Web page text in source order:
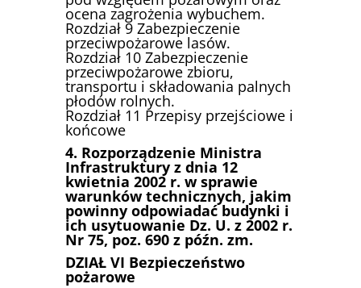
ocena zagrożenia wybuchem.
Rozdział 9 Zabezpieczenie
przeciwpożarowe lasów.
Rozdział 10 Zabezpieczenie
przeciwpożarowe zbioru,
transportu i składowania palnych
płodów rolnych.
Rozdział 11 Przepisy przejściowe i
końcowe
4. Rozporządzenie Ministra
Infrastruktury z dnia 12
kwietnia 2002 r. w sprawie
warunków technicznych, jakim
powinny odpowiadać budynki i
ich usytuowanie Dz. U. z 2002 r.
Nr 75, poz. 690 z późn. zm.
DZIAŁ VI Bezpieczeństwo
pożarowe